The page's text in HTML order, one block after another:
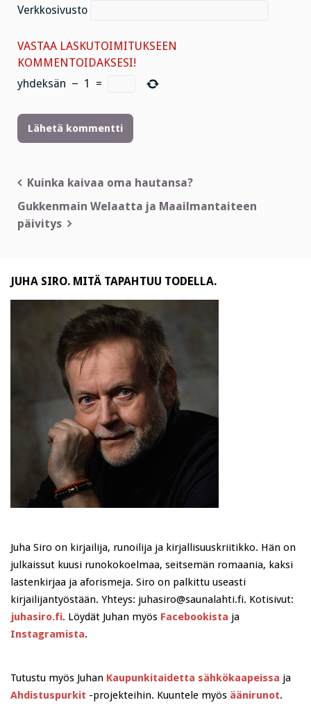
Verkkosivusto
VASTAA LASKUTOIMITUKSEEN
KOMMENTOIDAKSESI!
yhdeksän − 1 =
Artikkelien
selaus
Kuinka kaivaa oma hautansa?
Gukkenmain Welaatta ja Maailmantaiteen
päivitys
JUHA SIRO. MITÄ TAPAHTUU TODELLA.
Juha Siro on kirjailija, runoilija ja kirjallisuuskriitikko. Hän on
julkaissut kuusi runokokoelmaa, seitsemän romaania, kaksi
lastenkirjaa ja aforismeja. Siro on palkittu useasti
kirjailijantyöstään. Yhteys: juhasiro@saunalahti.fi. Kotisivut:
juhasiro.fi. Löydät Juhan myös Facebookista ja
Instagramista.
Tutustu myös Juhan Kaupunkitaidetta sähkökaapeissa ja
Ahdistuspurkit -projekteihin. Kuuntele myös äänirunot.